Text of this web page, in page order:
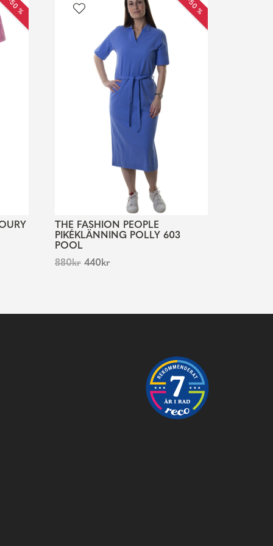
THE FASHION PEOPLE
PIKÉKLÄNNING POLLY 603
POOL
880kr 440kr